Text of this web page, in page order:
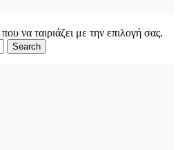
να ταιριάζει με την επιλογή σας.
Search